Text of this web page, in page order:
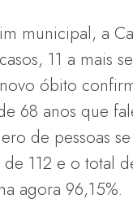
municipal, a
11 a mais
óbito
68 anos que
de pessoas se
112 e o total
agora 96,15%.